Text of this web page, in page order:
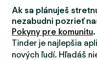
Ak sa plánuješ
nezabudni pozrieť
Pokyny pre komunitu.
Tinder je najlepšia
nových ľudí. Hľadáš